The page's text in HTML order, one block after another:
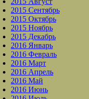
2015 Сентябрь
2015 Октябрь
2015 Ноябрь
2015 Декабрь
2016 Январь
2016 Февраль
2016 Март
2016 Апрель
2016 Май
2016 Июнь